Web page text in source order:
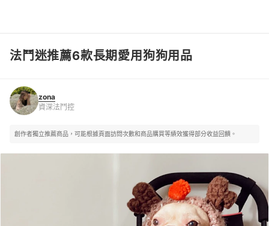
zona
資深法鬥控
法鬥迷推薦6款長期愛用狗狗用品
zona
資深法鬥控
創作者獨立推薦商品，可能根據頁面訪問次數和商品購買等績效獲得部分收益回饋。